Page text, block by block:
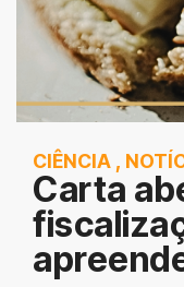
CIÊNCIA ,
Carta